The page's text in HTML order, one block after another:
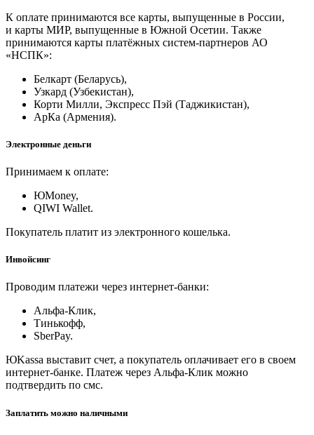
К оплате принимаются все карты, выпущенные в России,
и карты МИР, выпущенные в Южной Осетии. Также
принимаются карты платёжных систем-партнеров АО
«НСПК»:
Белкарт (Беларусь),
Узкард (Узбекистан),
Корти Милли, Экспресс Пэй (Таджикистан),
АрКа (Армения).
Электронные деньги
Принимаем к оплате:
ЮMoney,
QIWI Wallet.
Покупатель платит из электронного кошелька.
Инвойсинг
Проводим платежи через интернет-банки:
Альфа-Клик,
Тинькофф,
SberPay.
ЮKassa выставит счет, а покупатель оплачивает его в своем
интернет-банке. Платеж через Альфа-Клик можно
подтвердить по смс.
Заплатить можно наличными